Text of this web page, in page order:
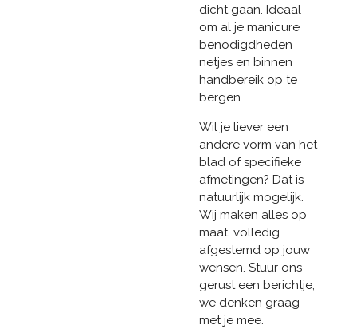
dicht gaan. Ideaal
om al je manicure
benodigdheden
netjes en binnen
handbereik op te
bergen.
Wil je liever een
andere vorm van het
blad of specifieke
afmetingen? Dat is
natuurlijk mogelijk.
Wij maken alles op
maat, volledig
afgestemd op jouw
wensen. Stuur ons
gerust een berichtje,
we denken graag
met je mee.